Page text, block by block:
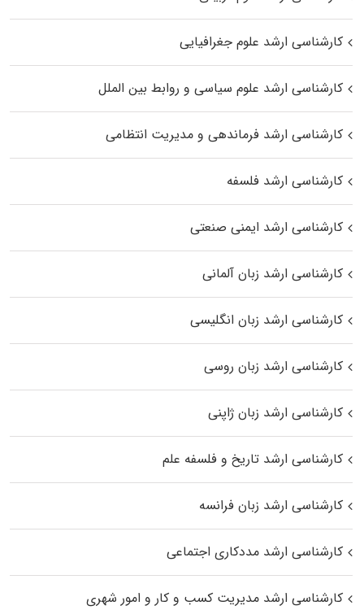
کارشناسی ارشد علوم جغرافیایی
کارشناسی ارشد علوم سیاسی و روابط بین الملل
کارشناسی ارشد فرماندهی و مدیریت انتظامی
کارشناسی ارشد فلسفه
کارشناسی ارشد ایمنی صنعتی
کارشناسی ارشد زبان آلمانی
کارشناسی ارشد زبان انگلیسی
کارشناسی ارشد زبان روسی
کارشناسی ارشد زبان ژاپنی
کارشناسی ارشد تاریخ و فلسفه علم
کارشناسی ارشد زبان فرانسه
کارشناسی ارشد مددکاری اجتماعی
کارشناسی ارشد مدیریت کسب و کار و امور شهری